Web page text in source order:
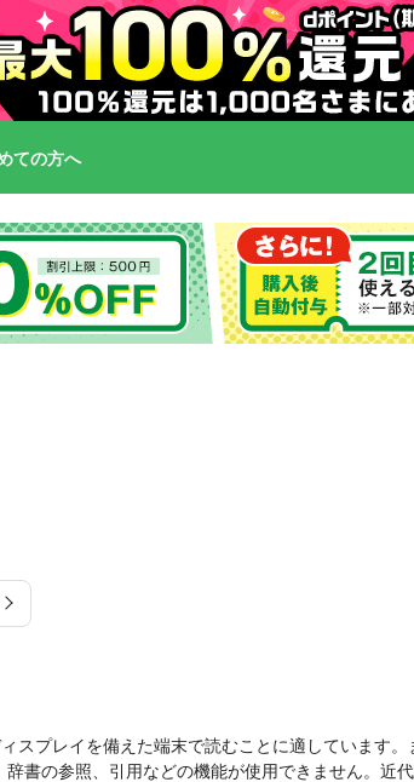
ての方へ
スプレイを備えた端末で読むことに適しています。
書の参照、引用などの機能が使用できません。近